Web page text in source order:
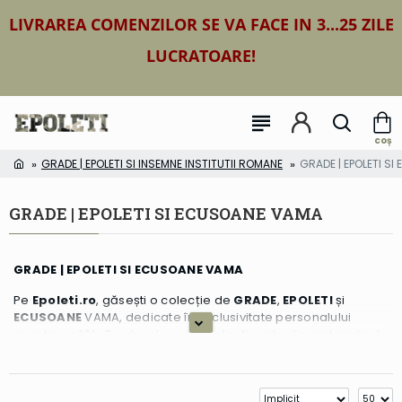
LIVRAREA COMENZILOR SE VA FACE IN 3...25 ZILE
LUCRATOARE!
GRADE | EPOLETI SI INSEMNE INSTITUTII ROMANE GRADE | EPOLETI SI
GRADE | EPOLETI SI ECUSOANE VAMA
GRADE | EPOLETI SI ECUSOANE VAMA
Pe Epoleti.ro, găsești o colecție de GRADE, EPOLETIși
ECUSOANEVAMA, dedicate în exclusivitate personalului
acestei unități. Produsele sunt confecționate din materiale de
atenție și respectă standardele profesionale specifice